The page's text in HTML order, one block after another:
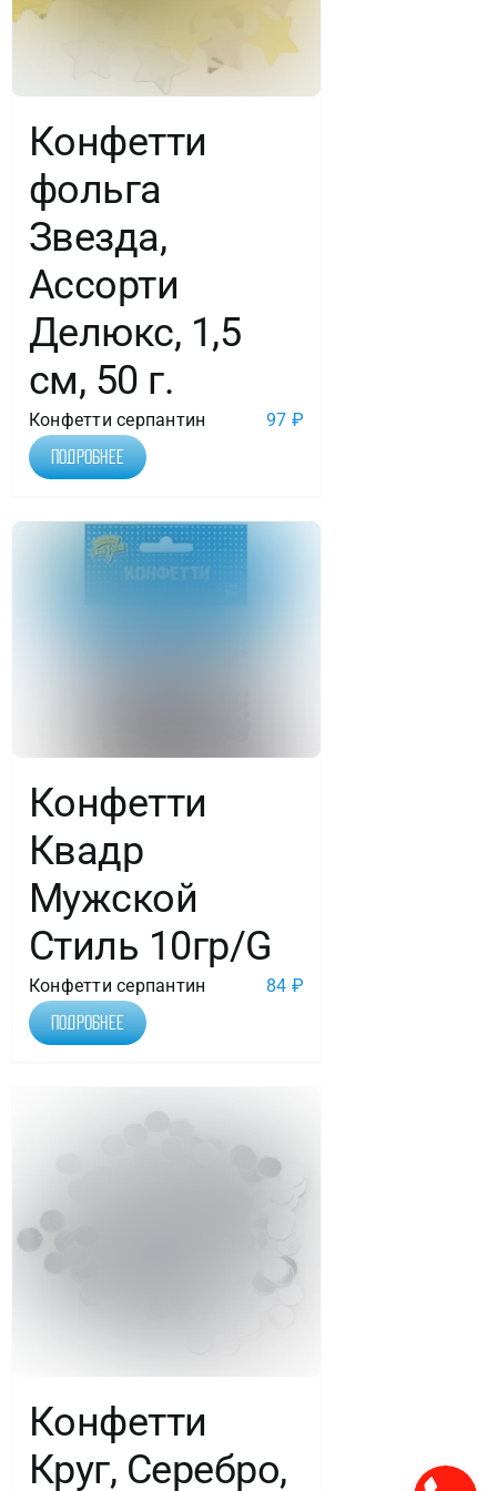
Конфетти
фольга
Звезда,
Ассорти
Делюкс, 1,5
см, 50 г.
Конфетти серпантин 97 ₽
Подробнее
Конфетти
Квадр
Мужской
Стиль 10гр/G
Конфетти серпантин 84 ₽
Подробнее
Конфетти
Круг, Серебро,